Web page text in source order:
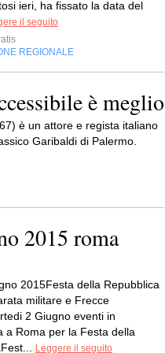
ieri, ha fissato la data del
il seguito
REGIONALE
è meglio
è un attore e regista italiano
Garibaldi di Palermo.
2015 roma
2015Festa della Repubblica
militare e Frecce
2 Giugno eventi in
a Roma per la Festa della
Leggere il seguito